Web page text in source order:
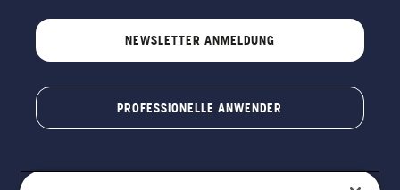
NEWSLETTER ANMELDUNG
PROFESSIONELLE ANWENDER